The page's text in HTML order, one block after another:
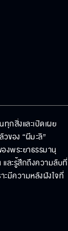
กสิ่งและเปิดเผย
ของ “ผีมะลิ”
งพระยาธรรมานุ
ละรู้สึกถึงความลับที่
ะมีความหลังฝังใจที่